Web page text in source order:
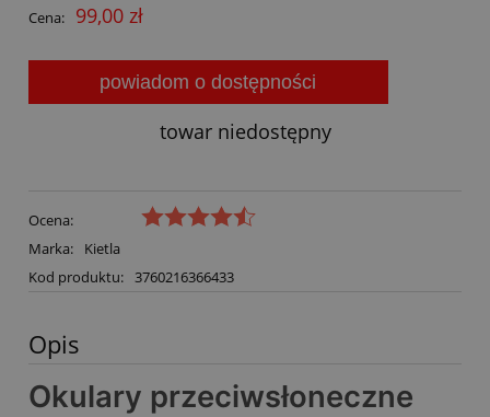
Cena: 99,00 zł
powiadom o dostępności
towar niedostępny
Ocena:
Marka:
Kietla
Kod produktu: 3760216366433
Opis
Okulary przeciwsłoneczne